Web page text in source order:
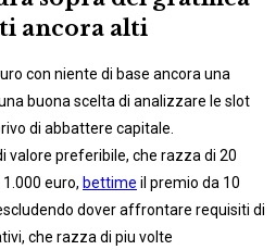
ancora alti
con niente di base ancora una
buona scelta di analizzare le slot
di abbattere capitale.
valore preferibile, che razza di 20
euro, bettime il premio da 10
dover affrontare requisiti di
che razza di piu volte